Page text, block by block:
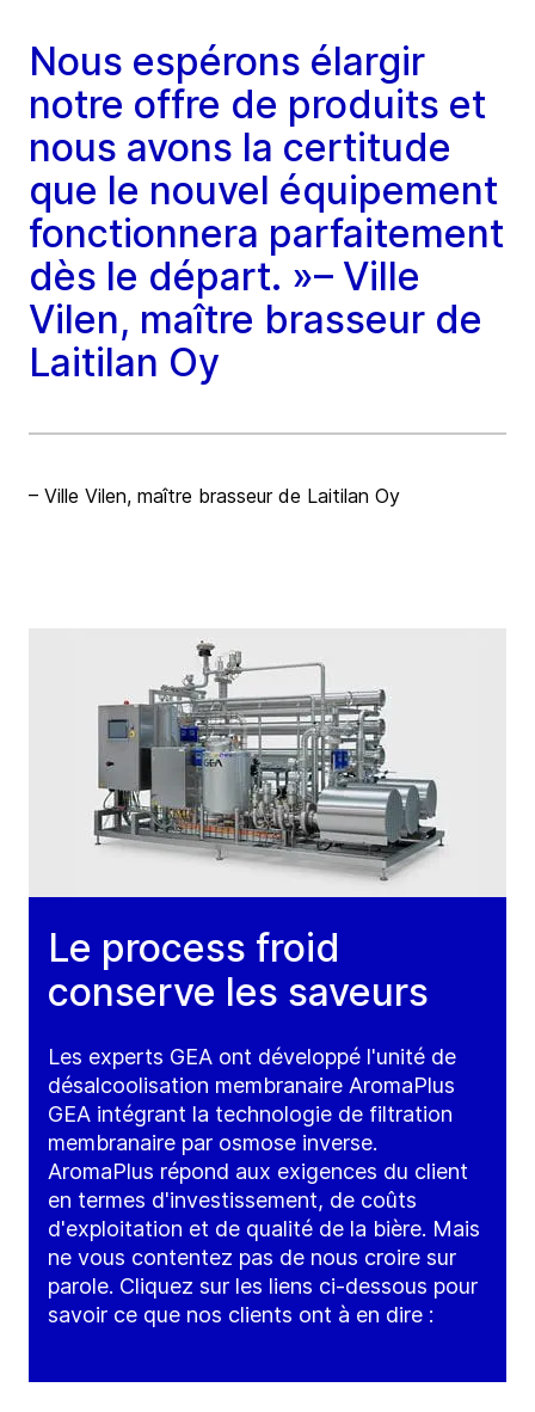
Nous espérons élargir
notre offre de produits et
nous avons la certitude
que le nouvel équipement
fonctionnera parfaitement
dès le départ. »– Ville
Vilen, maître brasseur de
Laitilan Oy
– Ville Vilen, maître brasseur de Laitilan Oy
Le process froid
conserve les saveurs
Les experts GEA ont développé l'unité de
désalcoolisation membranaire AromaPlus
GEA intégrant la technologie de filtration
membranaire par osmose inverse.
AromaPlus répond aux exigences du client
en termes d'investissement, de coûts
d'exploitation et de qualité de la bière. Mais
ne vous contentez pas de nous croire sur
parole. Cliquez sur les liens ci-dessous pour
savoir ce que nos clients ont à en dire :